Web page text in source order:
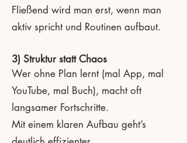
Fließend wird man erst, wenn man
aktiv spricht und Routinen aufbaut.
3) Struktur statt Chaos
Wer ohne Plan lernt (mal App, mal
YouTube, mal Buch), macht oft
langsamer Fortschritte.
Mit einem klaren Aufbau geht’s